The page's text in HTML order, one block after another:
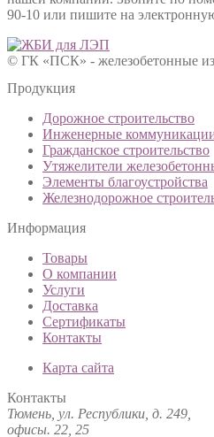
90-10 или пишите на
© ГК «ПСК» - железобетонные
Продукция
Дорожное строительство
Инженерные
Гражданское строительство
Утяжелители
Элементы благоустройства
Железнодорожное
Информация
Товары
О компании
Услуги
Доставка
Сертификаты
Контакты
Карта сайта
Контакты
Тюмень, ул. Республики, д. 249,
офисы. 22, 25